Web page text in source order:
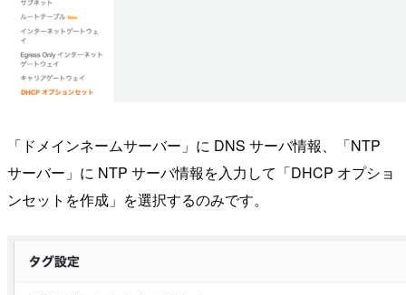
「ドメインネームサーバー」に DNS サーバ情報、「NTP
サーバー」に NTP サーバ情報を入力して「DHCP オプショ
ンセットを作成」を選択するのみです。